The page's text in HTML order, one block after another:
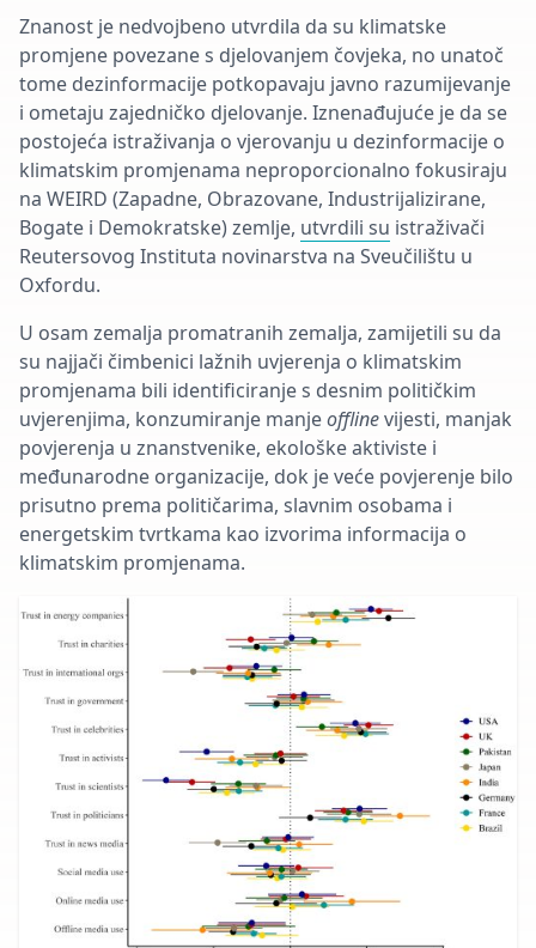
Znanost je nedvojbeno utvrdila da su klimatske
promjene povezane s djelovanjem čovjeka, no unatoč
tome dezinformacije potkopavaju javno razumijevanje
i ometaju zajedničko djelovanje. Iznenađujuće je da se
postojeća istraživanja o vjerovanju u dezinformacije o
klimatskim promjenama neproporcionalno fokusiraju
na WEIRD (Zapadne, Obrazovane, Industrijalizirane,
Bogate i Demokratske) zemlje, utvrdili su istraživači
Reutersovog Instituta novinarstva na Sveučilištu u
Oxfordu.
U osam zemalja promatranih zemalja, zamijetili su da
su najjači čimbenici lažnih uvjerenja o klimatskim
promjenama bili identificiranje s desnim političkim
uvjerenjima, konzumiranje manjeofflinevijesti, manjak
povjerenja u znanstvenike, ekološke aktiviste i
međunarodne organizacije, dok je veće povjerenje bilo
prisutno prema političarima, slavnim osobama i
energetskim tvrtkama kao izvorima informacija o
klimatskim promjenama.